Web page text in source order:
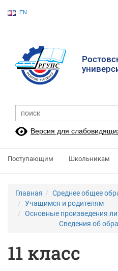
EN
Версия для
Поступающим Школьникам
Главная
Среднее общее
Учащимся и родителям
Основные произведения
Сведения об
11 класс